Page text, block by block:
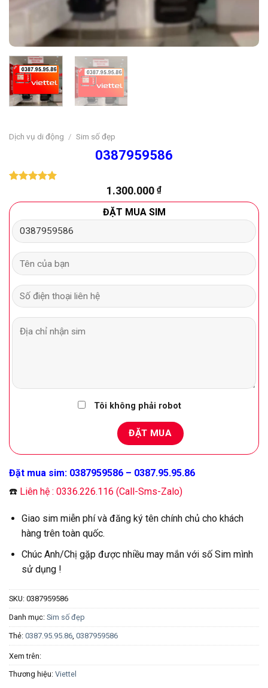
Dịch vụ di động / Sim số đẹp
0387959586
đánh giá
1.300.000 ₫
ĐẶT MUA SIM
Tôi không phải robot
Đặt mua sim: 0387959586 – 0387.95.95.86
☎️ Liên hệ : 0336.226.116 (Call-Sms-Zalo)
Giao sim miễn phí và đăng ký tên chính chủ cho khách
hàng trên toàn quốc.
Chúc Anh/Chị gặp được nhiều may mắn với số Sim mình
sử dụng !
SKU: 0387959586
Danh mục: Sim số đẹp
Thẻ: 0387.95.95.86 0387959586
Xem trên:
Thương hiệu: Viettel